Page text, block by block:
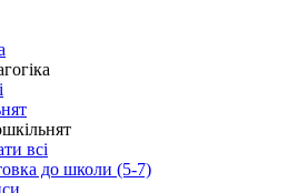
всі
до школи (5-7)